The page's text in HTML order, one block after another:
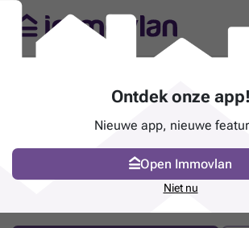
Pand te koop - Houthulst
Ontdek onze app!
Nieuwe app, nieuwe
Open Immovlan
Niet nu